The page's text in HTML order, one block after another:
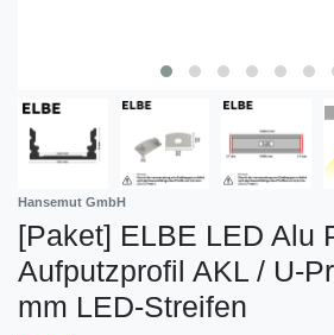
Hansemut GmbH
[Paket] ELBE LED Alu
Aufputzprofil AKL / U-
mm LED-Streifen